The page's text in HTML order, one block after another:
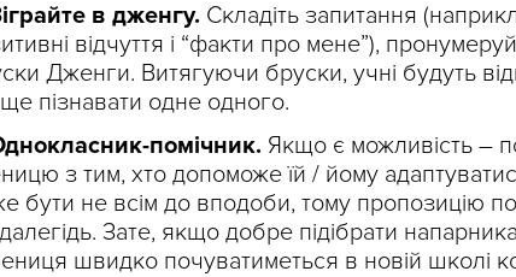
в дженгу. Складіть запитання
відчуття і “факти про мене”),
Дженги. Витягуючи бруски, учні будуть
пізнавати одне одного.
помічник. Якщо є можливість –
з тим, хто допоможе їй / йому
бути не всім до вподоби, тому пропозицію
Зате, якщо добре підібрати
швидко почуватиметься в новій школі